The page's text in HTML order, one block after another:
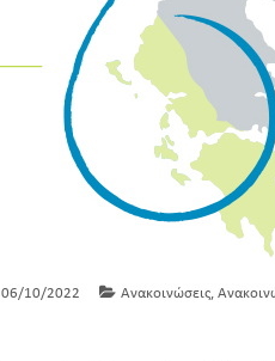
06/10/2022 Ανακοινώσεις,